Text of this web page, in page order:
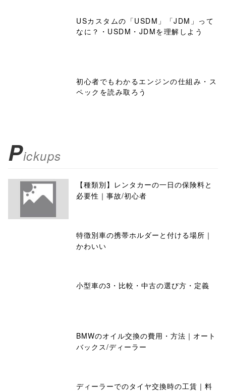
USカスタムの「USDM」「JDM」って
なに？・USDM・JDMを理解しよう
初心者でもわかるエンジンの仕組み・ス
ペックを読み取ろう
Pickups
【種類別】レンタカーの一日の保険料と
必要性｜事故/初心者
特徴別車の携帯ホルダーと付ける場所｜
かわいい
小型車の3・比較・中古の選び方・定義
BMWのオイル交換の費用・方法｜オート
バックス/ディーラー
ディーラーでのタイヤ交換時の工賃｜料